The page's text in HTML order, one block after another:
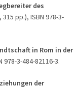
des
315 pp.), ISBN 978-3-
in Rom in der
978-3-484-82116-3.
der